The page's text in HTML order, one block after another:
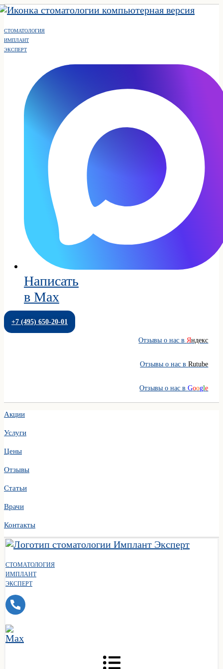
СТОМАТОЛОГИЯ
ИМПЛАНТ
ЭКСПЕРТ
Написать
в Max
+7 (495) 650-20-01
Отзывы о нас вЯндекс
Отзывы о нас вRutube
Отзывы о нас вGoogle
Акции
Услуги
Цены
Отзывы
Статьи
Врачи
Контакты
СТОМАТОЛОГИЯ
ИМПЛАНТ
ЭКСПЕРТ